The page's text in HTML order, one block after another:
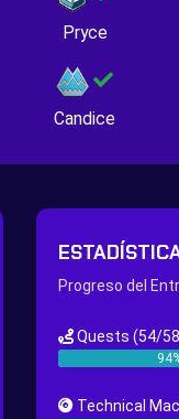
Pryce
Candice
Progreso del
Quests (54/
Technical